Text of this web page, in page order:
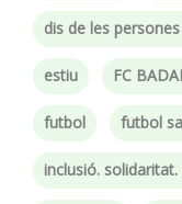
dis de les
estiu FC
futbol futbol
inclusió.